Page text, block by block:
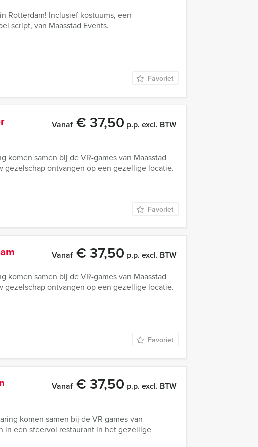
Rotterdam! Inclusief kostuums, een
script, van Maasstad Events.
Favoriet
Vanaf€ 37,50 p.p. excl. BTW
komen samen bij de VR-games van Maasstad
gezelschap ontvangen op een gezellige locatie.
Favoriet
Vanaf€ 37,50 p.p. excl. BTW
komen samen bij de VR-games van Maasstad
gezelschap ontvangen op een gezellige locatie.
Favoriet
Vanaf€ 37,50 p.p. excl. BTW
komen samen bij de VR games van
in een sfeervol restaurant in het gezellige